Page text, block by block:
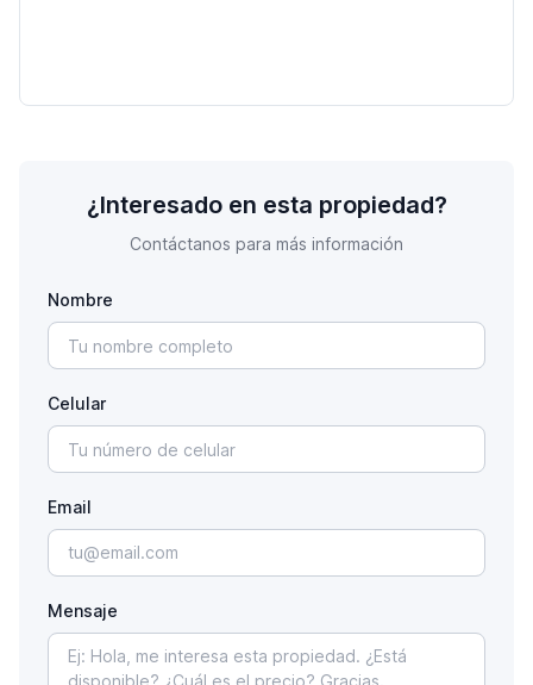
¿Interesado en esta propiedad?
Contáctanos para más información
Nombre
Celular
Email
Mensaje